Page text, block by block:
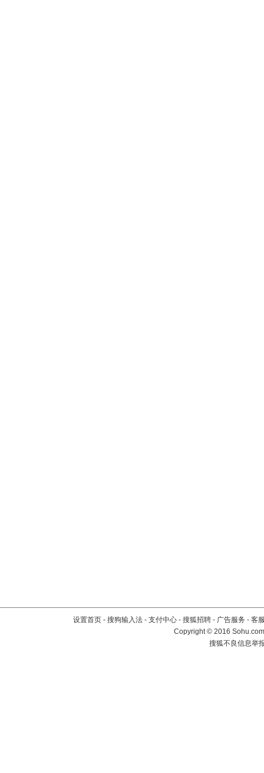
设置首页 - 搜狗输入法 - 支付中心 - 搜狐招聘 - 广告服务 - 客
Copyright©2016
搜狐不良信息举